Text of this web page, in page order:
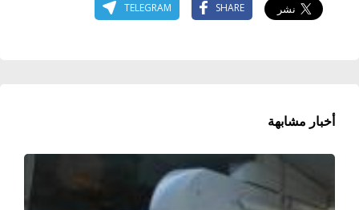
SHARE
TELEGRAM
أخبار مشابهة